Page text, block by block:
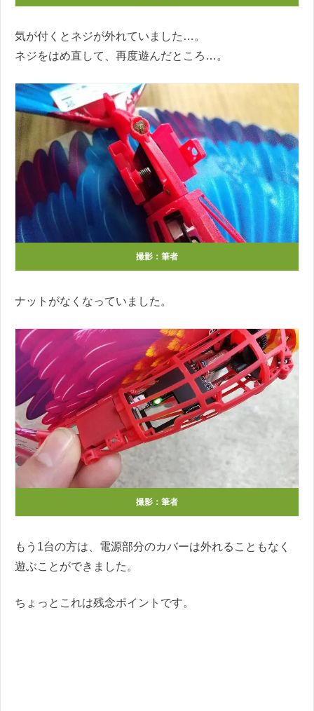
気が付くとネジが外れていました…。
ネジをはめ直して、再度遊んだところ…。
撮影：筆者
ナットがなくなっていました。
撮影：筆者
もう1台の方は、電源部分のカバーは外れることもなく
遊ぶことができました。
ちょっとこれは残念ポイントです。